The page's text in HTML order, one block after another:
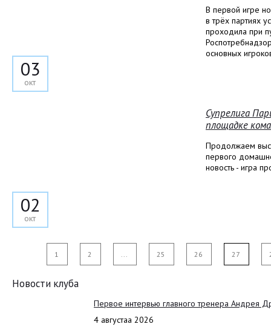
03
окт
В первой игре
в трёх партиях
проходила при
основных
02
окт
Супрелига
площадке
Продолжаем
первого
новость - игра
1 2 ... 25 26 27
Новости клуба
Первое интервью главного тренера Андрея
4 августаа 2026